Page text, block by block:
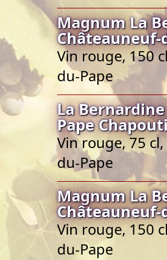
Magnum La
Châteauneuf-
Vin rouge, 150
du-Pape
La
Pape
Vin rouge, 75
du-Pape
Magnum La
Châteauneuf-
Vin rouge, 150
du-Pape